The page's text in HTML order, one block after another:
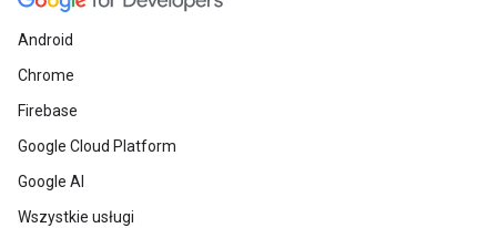
Android
Chrome
Firebase
Google Cloud Platform
Google AI
Wszystkie usługi